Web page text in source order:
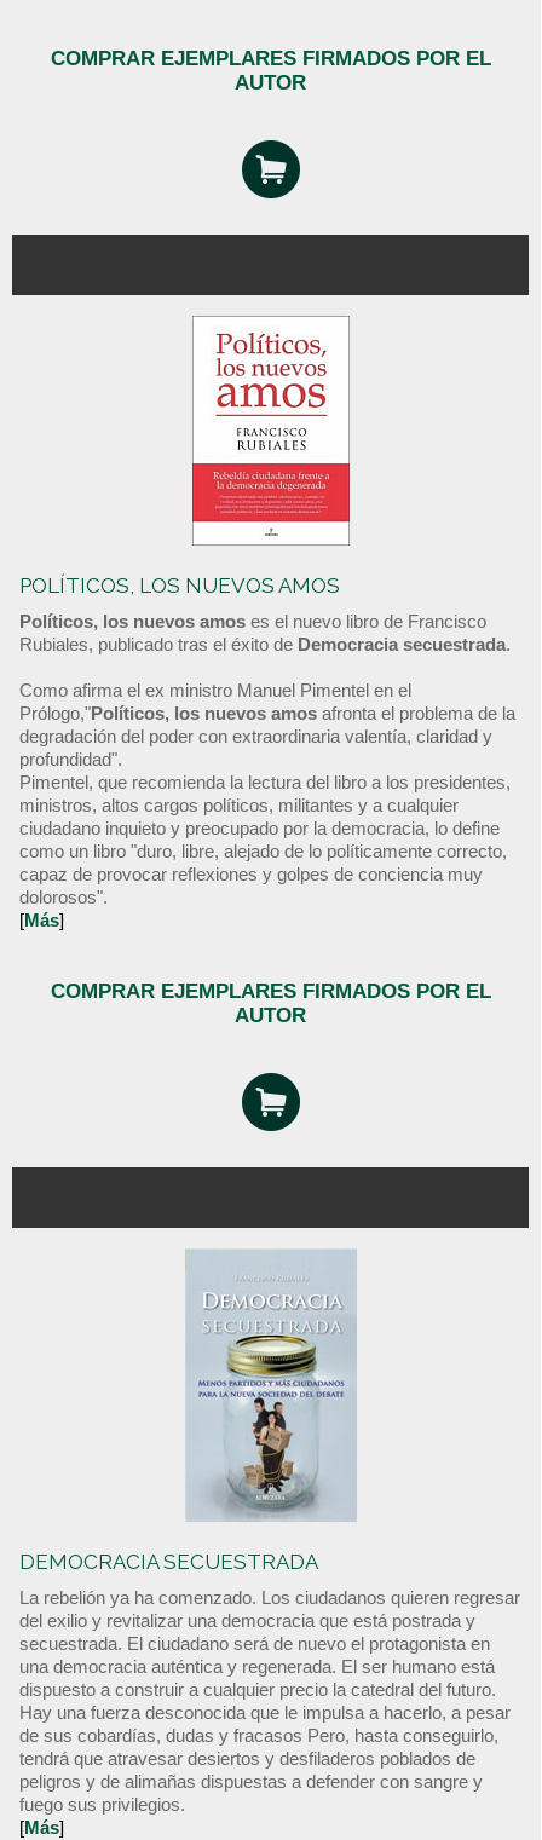
COMPRAR EJEMPLARES FIRMADOS POR EL
AUTOR
POLÍTICOS, LOS NUEVOS AMOS
Políticos, los nuevos amos es el nuevo libro de Francisco
Rubiales, publicado tras el éxito de Democracia secuestrada.
Como afirma el ex ministro Manuel Pimentel en el
Prólogo,"Políticos, los nuevos amos afronta el problema de la
degradación del poder con extraordinaria valentía, claridad y
profundidad".
Pimentel, que recomienda la lectura del libro a los presidentes,
ministros, altos cargos políticos, militantes y a cualquier
ciudadano inquieto y preocupado por la democracia, lo define
como un libro "duro, libre, alejado de lo políticamente correcto,
capaz de provocar reflexiones y golpes de conciencia muy
dolorosos".
[Más]
COMPRAR EJEMPLARES FIRMADOS POR EL
AUTOR
DEMOCRACIA SECUESTRADA
La rebelión ya ha comenzado. Los ciudadanos quieren regresar
del exilio y revitalizar una democracia que está postrada y
secuestrada. El ciudadano será de nuevo el protagonista en
una democracia auténtica y regenerada. El ser humano está
dispuesto a construir a cualquier precio la catedral del futuro.
Hay una fuerza desconocida que le impulsa a hacerlo, a pesar
de sus cobardías, dudas y fracasos Pero, hasta conseguirlo,
tendrá que atravesar desiertos y desfiladeros poblados de
peligros y de alimañas dispuestas a defender con sangre y
fuego sus privilegios.
[Más]